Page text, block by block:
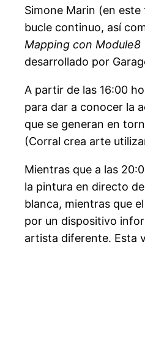
Simone Marin (en
bucle continuo, así
Mapping con Module8
desarrollado por
A partir de las 16:00
para dar a conocer la
que se generan en
(Corral crea arte
Mientras que a las
la pintura en directo
blanca, mientras que
por un dispositivo
artista diferente. Esta